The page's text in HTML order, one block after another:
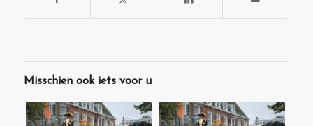
Misschien ook iets voor u